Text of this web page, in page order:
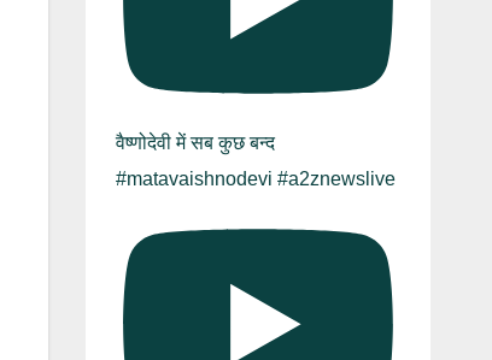
वैष्णोदेवी में सब कुछ बन्द
#matavaishnodevi #a2znewslive